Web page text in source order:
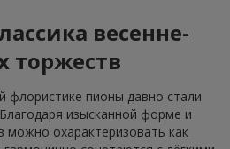
весенне-
торжеств
флористике пионы давно стали
изысканной форме и
можно охарактеризовать как